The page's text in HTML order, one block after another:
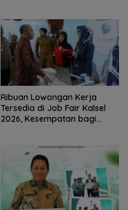
Ribuan Lowongan Kerja
Tersedia di Job Fair Kalsel
2026, Kesempatan bagi